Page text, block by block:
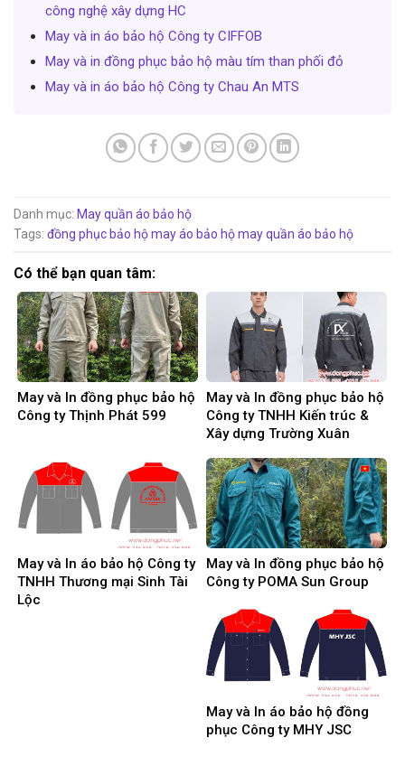
công nghệ xây dựng HC
May và in áo bảo hộ Công ty CIFFOB
May và in đồng phục bảo hộ màu tím than phối đỏ
May và in áo bảo hộ Công ty Chau An MTS
Danh mục: May quần áo bảo hộ
Tags: đồng phục bảo hộmay áo bảo hộmay quần áo bảo hộ
Có thể bạn quan tâm:
May và In đồng phục bảo hộ
Công ty Thịnh Phát 599
May và In đồng phục bảo hộ
Công ty TNHH Kiến trúc &
Xây dựng Trường Xuân
May và In áo bảo hộ Công ty
TNHH Thương mại Sinh Tài
Lộc
May và In đồng phục bảo hộ
Công ty POMA Sun Group
May và In áo bảo hộ đồng
phục Công ty MHY JSC